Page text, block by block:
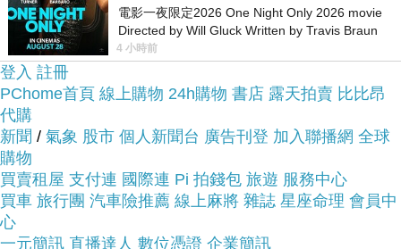
服務這麼優，當然在網路購物最好啦~~一定要來看
看【DIADORA】男人字拖-拖鞋 夾腳拖 海邊(黑
黃)~~
商品網址:
電影一夜限定2026 One Night Only 2026 movie
Directed by Will Gluck Written by Travis Braun
Starring Monica Barbaro
4 小時前
登入 註冊
PChome首頁 線上購物 24h購物 書店 露天拍賣 比比昂
代購
新聞 / 氣象 股市 個人新聞台 廣告刊登 加入聯播網 全球
購物
買賣租屋 支付連 國際連 Pi 拍錢包 旅遊 服務中心
買車 旅行團 汽車險推薦 線上麻將 雜誌 星座命理 會員中
心
一元簡訊 直播達人 數位憑證 企業簡訊